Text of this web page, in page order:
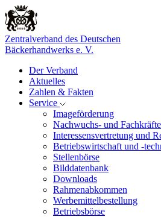
Zentralverband des Deutschen
Bäckerhandwerks e. V.
Der Verband
Aktuelles
Zahlen & Fakten
Service
Imageförderung
Nachwuchs- und
Interessensvertretung und
Betriebswirtschaft und -
Stellenbörse
Bilddatenbank
Downloads
Rahmenabkommen
Werbemittelbestellung
Betriebsbörse